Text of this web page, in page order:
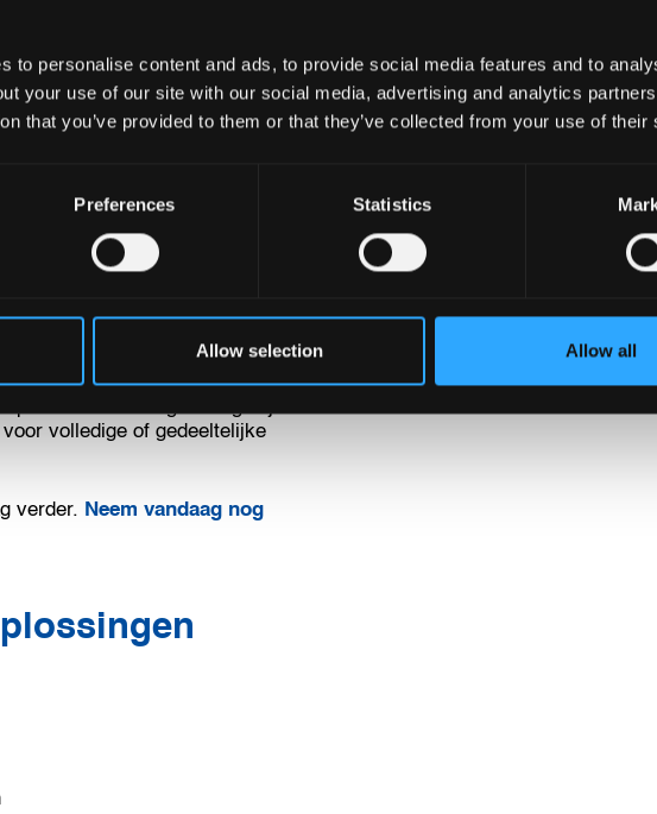
to personalise content and ads, to provide social media features and to
your use of our site with our social media, advertising and analytics
that you’ve provided to them or that they’ve collected from your use of their
Preferences Statistics
Allow selection Allow all
transportverbindingen, zijn
belangrijke locaties over de
en spoorverbindingen.
onder meer in
het
Verenigd
ons magazijn en de
met u samen om precies
operationeel is, houden ze
om uw logistieke
liever in uw eigen magazijn
volledige of gedeeltelijke
verder. Neem vandaag nog